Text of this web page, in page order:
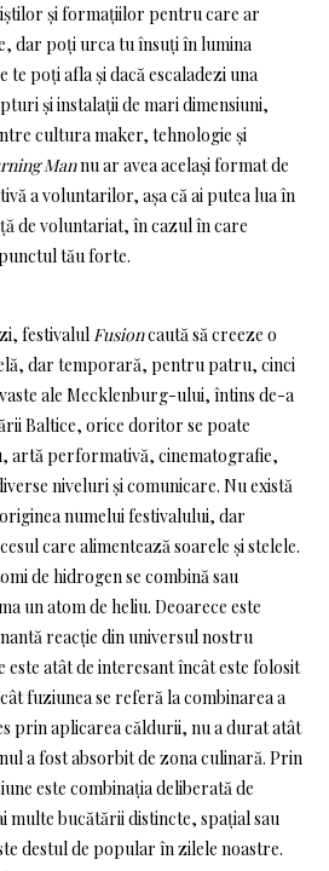
și formațiilor pentru care ar
dar poți urca tu însuți în lumina
poți afla și dacă escaladezi una
și instalații de mari dimensiuni,
cultura maker, tehnologie și
Mannu ar avea același format de
a voluntarilor, așa că ai putea lua în
de voluntariat, în cazul în care
tău forte.
festivalulFusioncaută să creeze o
dar temporară, pentru patru, cinci
vaste ale Mecklenburg-ului, întins de-a
Baltice, orice doritor se poate
artă performativă, cinematografie,
niveluri și comunicare. Nu există
numelui festivalului, dar
care alimentează soarele și stelele.
de hidrogen se combină sau
un atom de heliu. Deoarece este
reacție din universul nostru
este atât de interesant încât este folosit
fuziunea se referă la combinarea a
prin aplicarea căldurii, nu a durat atât
a fost absorbit de zona culinară. Prin
este combinația deliberată de
multe bucătării distincte, spațial sau
destul de popular în zilele noastre.